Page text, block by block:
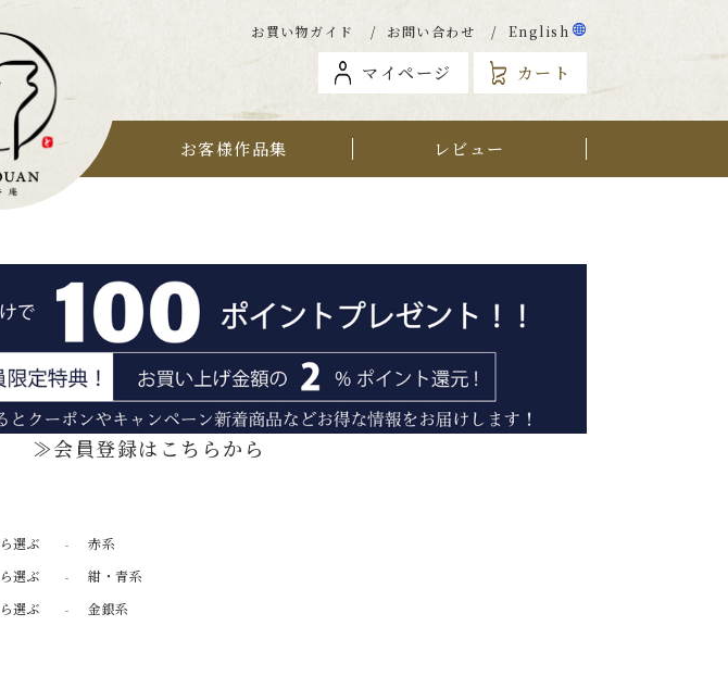
お買い物ガイド お問い合わせ English
マイページ カート
お客様作品集 レビュー
≫会員登録はこちらから
選ぶ
赤系
選ぶ
紺・青系
選ぶ
金銀系